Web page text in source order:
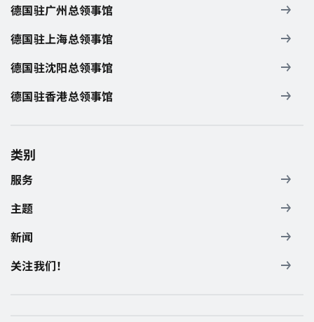
德国驻广州总领事馆
德国驻上海总领事馆
德国驻沈阳总领事馆
德国驻香港总领事馆
类别
服务
主题
新闻
关注我们！